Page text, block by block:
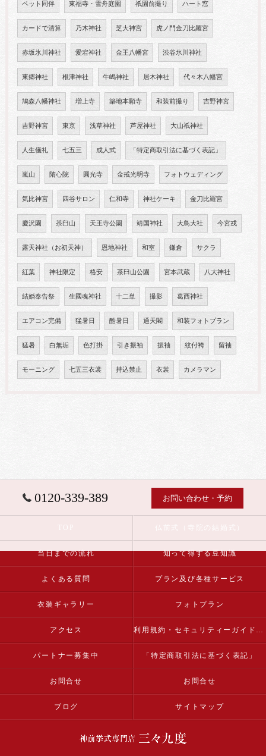
ペット同伴 東福寺・雪舟庭園 祇園前撮り ハート窓
カードで清算 乃木神社 芝大神宮 虎ノ門金刀比羅宮
赤坂氷川神社 愛宕神社 金王八幡宮 渋谷氷川神社
東郷神社 根津神社 牛嶋神社 居木神社 代々木八幡宮
鳩森八幡神社 増上寺 築地本願寺 和装前撮り 吉野神宮
吉野神宮 東京 浅草神社 芦屋神社 大山祇神社
人生儀礼 七五三 成人式 「特定商取引法に基づく表記」
嵐山 隋心院 圓光寺 金戒光明寺 フォトウェディング
気比神宮 四谷サロン 仁和寺 神社ケーキ 金刀比羅宮
慶沢園 茶臼山 天王寺公園 靖国神社 大鳥大社 今宮戎
露天神社（お初天神） 恩地神社 和室 鎌倉 サクラ
紅葉 神社限定 格安 茶臼山公園 宮本武蔵 八大神社
結婚奉告祭 生國魂神社 十二単 撮影 葛西神社
エアコン完備 猛暑日 酷暑日 通天閣 和装フォトプラン
猛暑 白無垢 色打掛 引き振袖 振袖 紋付袴 留袖
モーニング 七五三衣裳 持込禁止 衣裳 カメラマン
0120-339-389 お問い合わせ・予約
当日までの流れ 知って得する豆知識
よくある質問 プラン及び各種サービス
衣装ギャラリー フォトプラン
アクセス 利用規約・セキュリティーガイドライン
パートナー募集中 「特定商取引法に基づく表記」
お問合せ お問合せ
ブログ サイトマップ